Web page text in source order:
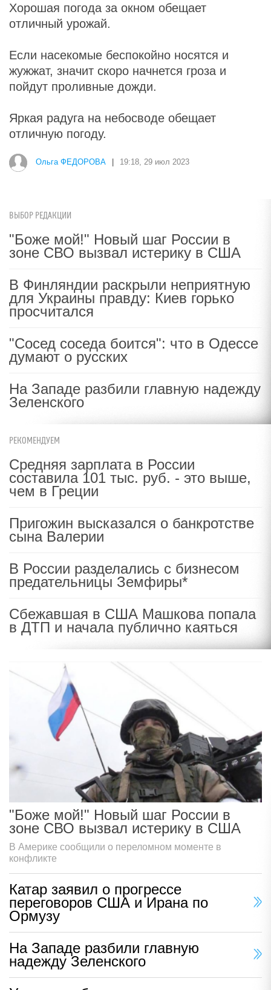
Хорошая погода за окном обещает
отличный урожай.
Если насекомые беспокойно носятся и
жужжат, значит скоро начнется гроза и
пойдут проливные дожди.
Яркая радуга на небосводе обещает
отличную погоду.
Ольга ФЕДОРОВА 19:18, 29 июл 2023
ВЫБОР РЕДАКЦИИ
"Боже мой!" Новый шаг России в
зоне СВО вызвал истерику в США
В Финляндии раскрыли неприятную
для Украины правду: Киев горько
просчитался
"Сосед соседа боится": что в Одессе
думают о русских
На Западе разбили главную надежду
Зеленского
РЕКОМЕНДУЕМ
Средняя зарплата в России
составила 101 тыс. руб. - это выше,
чем в Греции
Пригожин высказался о банкротстве
сына Валерии
В России разделались с бизнесом
предательницы Земфиры*
Сбежавшая в США Машкова попала
в ДТП и начала публично каяться
"Боже мой!" Новый шаг России в
зоне СВО вызвал истерику в США
В Америке сообщили о переломном моменте в
конфликте
Катар заявил о прогрессе
переговоров США и Ирана по
Ормузу
На Западе разбили главную
надежду Зеленского